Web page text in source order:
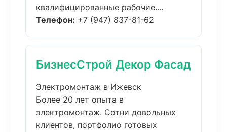
квалифицированные рабочие....
Телефон: +7 (947) 837-81-62
БизнесСтрой Декор Фасад
Электромонтаж в Ижевск
Более 20 лет опыта в
электромонтаж. Сотни довольных
клиентов, портфолио готовых